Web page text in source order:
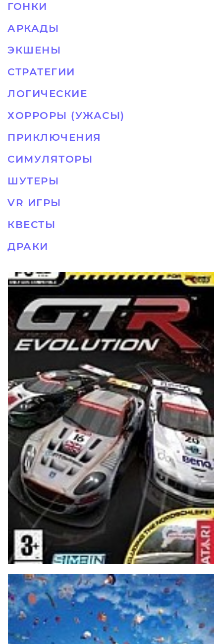
ГОНКИ
АРКАДЫ
ЭКШЕНЫ
СТРАТЕГИИ
ЛОГИЧЕСКИЕ
ХОРРОРЫ (УЖАСЫ)
ПРИКЛЮЧЕНИЯ
СИМУЛЯТОРЫ
ШУТЕРЫ
VR ИГРЫ
КВЕСТЫ
ДРАКИ